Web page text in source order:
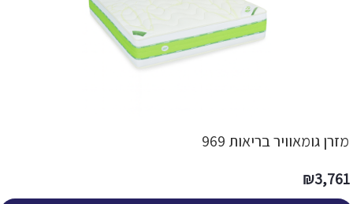
מזרן גומאוויר בריאות 969
3,761
₪